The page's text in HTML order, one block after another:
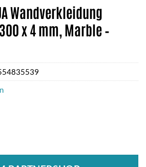
Wandverkleidung
x 4 mm, Marble –